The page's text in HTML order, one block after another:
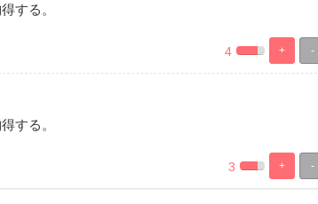
する。
-
+
%
Complete
100%
Complete
4
する。
-
+
%
Complete
100%
Complete
3